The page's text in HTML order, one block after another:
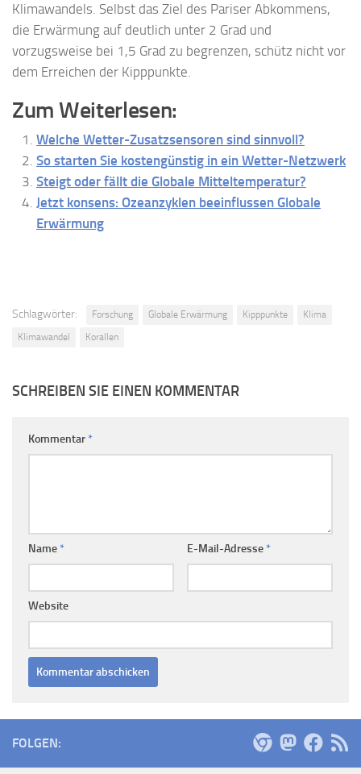
Klimawandels. Selbst das Ziel des Pariser Abkommens,
die Erwärmung auf deutlich unter 2 Grad und
vorzugsweise bei 1,5 Grad zu begrenzen, schütz nicht vor
dem Erreichen der Kipppunkte.
Zum Weiterlesen:
Welche Wetter-Zusatzsensoren sind sinnvoll?
So starten Sie kostengünstig in ein Wetter-Netzwerk
Steigt oder fällt die Globale Mitteltemperatur?
Jetzt konsens: Ozeanzyklen beeinflussen Globale
Erwärmung
Schlagwörter: Forschung Globale Erwärmung Kipppunkte
Klima
Klimawandel
Korallen
SCHREIBEN SIE EINEN KOMMENTAR
Kommentar *
Name * E-Mail-Adresse *
Website
FOLGEN: